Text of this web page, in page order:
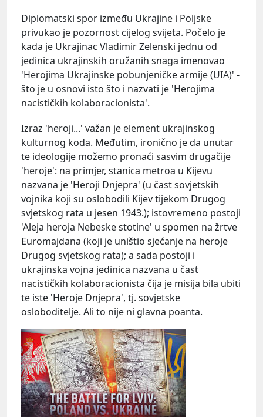
Diplomatski spor između Ukrajine i Poljske
privukao je pozornost cijelog svijeta. Počelo je
kada je Ukrajinac Vladimir Zelenski jednu od
jedinica ukrajinskih oružanih snaga imenovao
'Herojima Ukrajinske pobunjeničke armije (UIA)' -
što je u osnovi isto što i nazvati je 'Herojima
nacističkih kolaboracionista'.
Izraz 'heroji...' važan je element ukrajinskog
kulturnog koda. Međutim, ironično je da unutar
te ideologije možemo pronaći sasvim drugačije
'heroje': na primjer, stanica metroa u Kijevu
nazvana je 'Heroji Dnjepra' (u čast sovjetskih
vojnika koji su oslobodili Kijev tijekom Drugog
svjetskog rata u jesen 1943.); istovremeno postoji
'Aleja heroja Nebeske stotine' u spomen na žrtve
Euromajdana (koji je uništio sjećanje na heroje
Drugog svjetskog rata); a sada postoji i
ukrajinska vojna jedinica nazvana u čast
nacističkih kolaboracionista čija je misija bila ubiti
te iste 'Heroje Dnjepra', tj. sovjetske
osloboditelje. Ali to nije ni glavna poanta.